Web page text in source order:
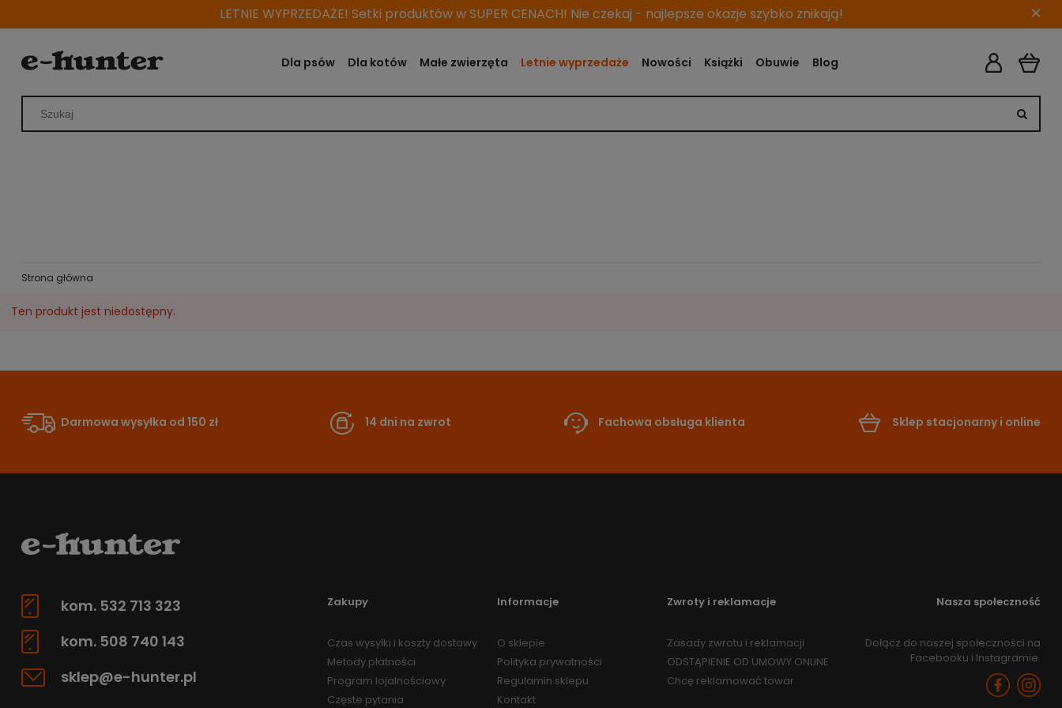
LETNIE WYPRZEDAŻE! Setki produktów w SUPER CENACH! Nie czekaj - najlepsze okazje szybko znikają! ×
Dla psów Dla kotów Małe zwierzęta Letnie wyprzedaże Nowości Książki Obuwie Blog
Strona główna
Ten produkt jest niedostępny.
Darmowa wysyłka od 150 zł 14 dni na zwrot Fachowa obsługa klienta Sklep stacjonarny i online
kom. 532 713 323
kom. 508 740 143
sklep@e-hunter.pl
Zakupy
Czas wysyłki i koszty dostawy
Metody płatności
Program lojalnościowy
Częste pytania
Informacje
O sklepie
Polityka prywatności
Regulamin sklepu
Kontakt
Zwroty i reklamacje
Zasady zwrotu i reklamacji
ODSTĄPIENIE OD UMOWY ONLINE
Chcę reklamować towar
Nasza społeczność
Dołącz do naszej społeczności na
Facebooku i Instagramie.